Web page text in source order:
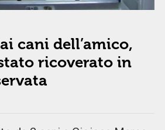
cani dell’amico,
ricoverato in